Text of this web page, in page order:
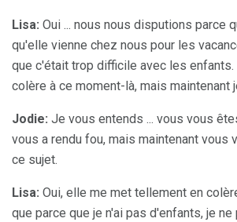
Lisa: Oui ... nous nous disputions parce
qu'elle vienne chez nous pour les
que c'était trop difficile avec les
colère à ce moment-là, mais maintenant
Jodie: Je vous entends ... vous vous
vous a rendu fou, mais maintenant vous
ce sujet.
Lisa: Oui, elle me met tellement en
que parce que je n'ai pas d'enfants, je ne